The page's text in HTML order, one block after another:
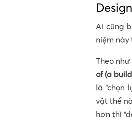
Ai cũng
niệm này
Theo
of (a
là “chọn
vật thể
hơn thì